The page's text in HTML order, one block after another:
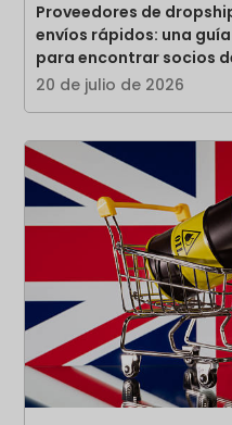
Proveedores de
envíos rápidos: una
para encontrar socios
20 de julio de 2026